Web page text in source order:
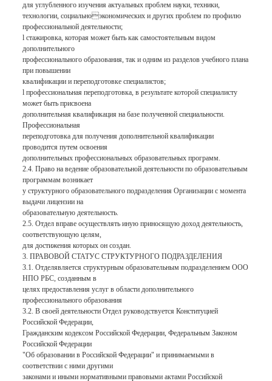
для углубленного изучения актуальных проблем науки, техники,
технологии, социальноэкономических и других проблем по профилю
профессиональной деятельности;
l стажировка, которая может быть как самостоятельным видом
дополнительного
профессионального образования, так и одним из разделов учебного плана
при повышении
квалификации и переподготовке специалистов;
l профессиональная переподготовка, в результате которой специалисту
может быть присвоена
дополнительная квалификация на базе полученной специальности.
Профессиональная
переподготовка для получения дополнительной квалификации
проводится путем освоения
дополнительных профессиональных образовательных программ.
2.4. Право на ведение образовательной деятельности по образовательным
программам возникает
у структурного образовательного подразделения Организации с момента
выдачи лицензии на
образовательную деятельность.
2.5. Отдел вправе осуществлять иную приносящую доход деятельность,
соответствующую целям,
для достижения которых он создан.
3. ПРАВОВОЙ СТАТУС СТРУКТУРНОГО ПОДРАЗДЕЛЕНИЯ
3.1. Отделявляется структурным образовательным подразделением ООО
НПО РБС, созданным в
целях предоставления услуг в области дополнительного
профессионального образования
3.2. В своей деятельности Отдел руководствуется Конституцией
Российской Федерации,
Гражданским кодексом Российской Федерации, Федеральным Законом
Российской Федерации
"Об образовании в Российской Федерации" и принимаемыми в
соответствии с ними другими
законами и иными нормативными правовыми актами Российской